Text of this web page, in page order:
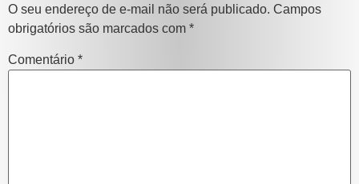
O seu endereço de e-mail não será publicado. Campos
obrigatórios são marcados com *
Comentário *